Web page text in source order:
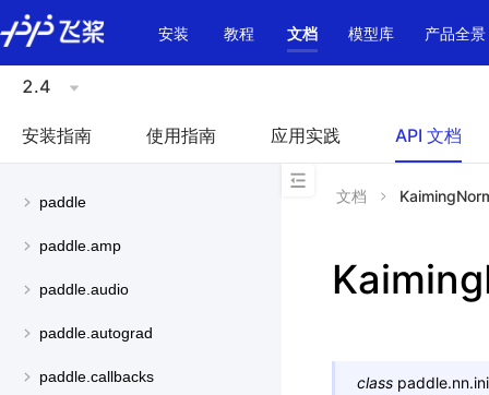
\u200E
安装
教程 文档 模型库 产品全景
2.4
安装指南 使用指南 应用实践 API 文档
paddle
paddle.amp
paddle.audio
paddle.autograd
paddle.callbacks
文档
class